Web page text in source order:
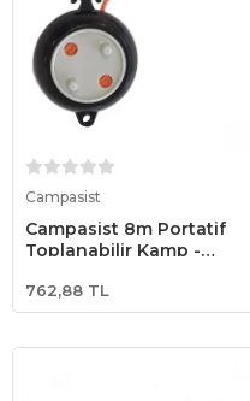
Campasist
Campasist 8m Portatif
Toplanabilir Kamp -
762,88 TL